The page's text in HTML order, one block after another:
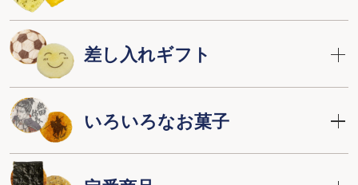
差し入れギフト
いろいろなお菓子